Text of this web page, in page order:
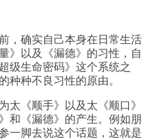
，确实自己本身在日常生活
》以及《漏德》的习性，自
级生命密码》这个系统之
种种不良习性的原由。
太《顺手》以及太《顺口》
和《漏德》的产生。例如朋
一脚去说这个话题，这就是